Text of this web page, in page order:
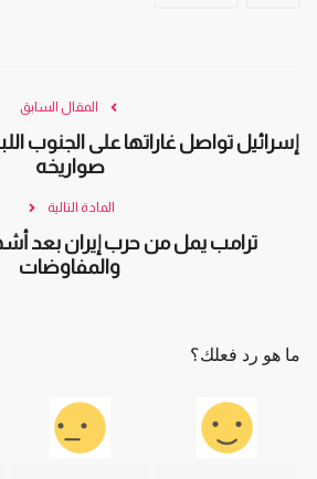
المقال السابق
إسرائيل تواصل غاراتها على الجنوب
صواريخه
المادة التالية
ترامب يمل من حرب إيران بعد
والمفاوضات
ما هو رد فعلك؟